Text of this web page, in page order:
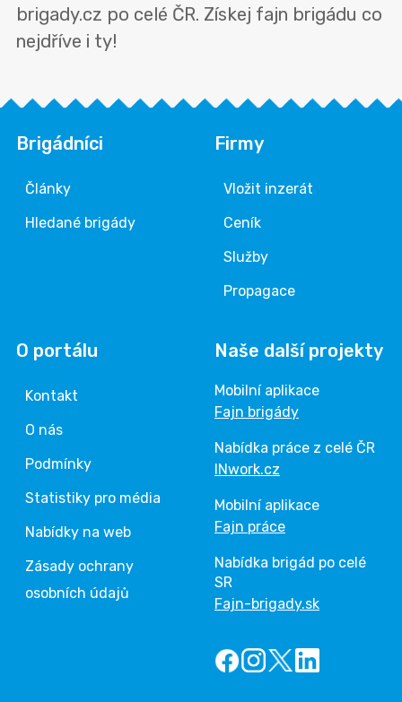
brigady.cz po celé ČR. Získej fajn brigádu co
nejdříve i ty!
Brigádníci
Články
Hledané brigády
Firmy
Vložit inzerát
Ceník
Služby
Propagace
O portálu
Kontakt
O nás
Podmínky
Statistiky pro média
Nabídky na web
Zásady ochrany
osobních údajů
Naše další projekty
Mobilní aplikace
Fajn brigády
Nabídka práce z celé ČR
INwork.cz
Mobilní aplikace
Fajn práce
Nabídka brigád po celé
SR
Fajn-brigady.sk